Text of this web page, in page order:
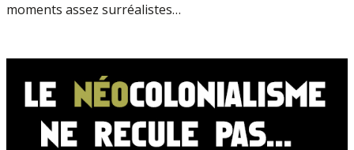
moments assez surréalistes…